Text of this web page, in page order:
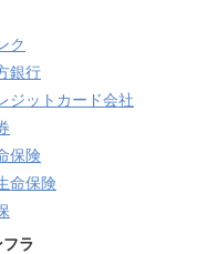
ク
銀行
ジットカード会社
保険
命保険
ラ